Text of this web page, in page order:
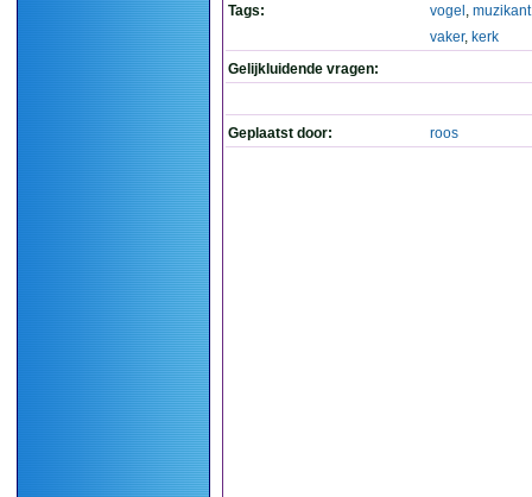
Tags:
vogel , muzikant
vaker, kerk
Gelijkluidende vragen:
Geplaatst door: roos